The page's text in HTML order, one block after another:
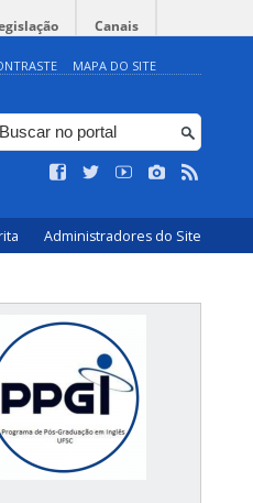
Canais
MAPA DO SITE
Administradores do Site